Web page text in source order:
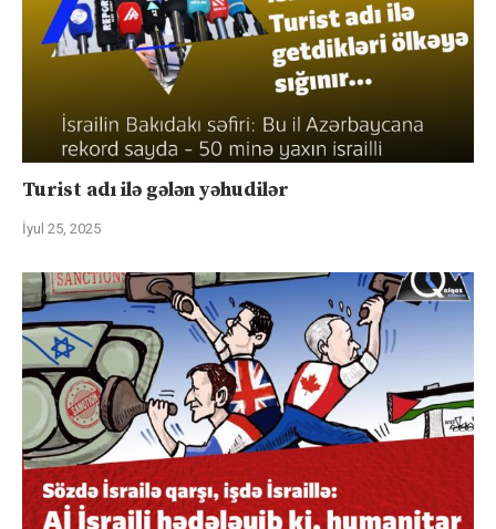
Turist adı ilə gələn yəhudilər
İyul 25, 2025